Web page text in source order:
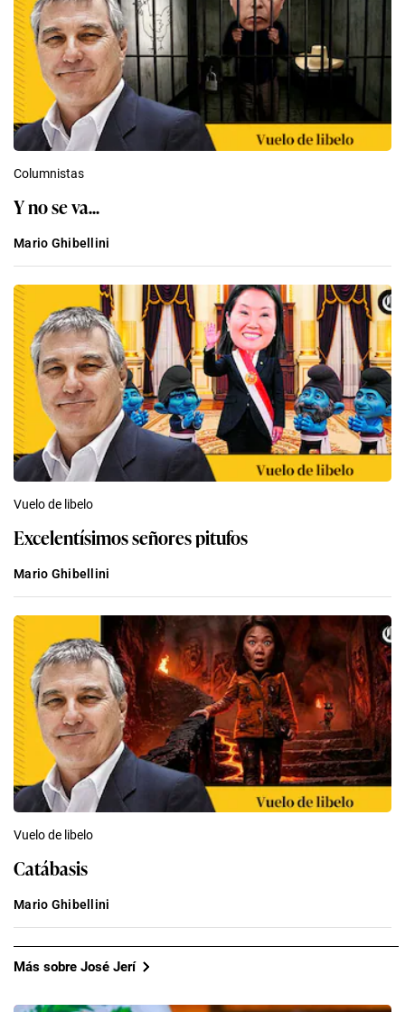
Columnistas
Y no se va...
Mario Ghibellini
Vuelo de libelo
Excelentísimos señores pitufos
Mario Ghibellini
Vuelo de libelo
Catábasis
Mario Ghibellini
Más sobre José Jerí